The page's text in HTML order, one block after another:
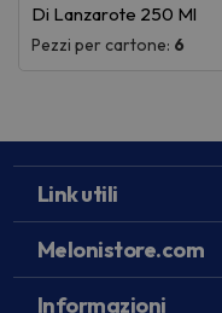
Di Lanzarote 250 Ml
Pezzi per cartone: 6
Link utili
Melonistore.com
Informazioni